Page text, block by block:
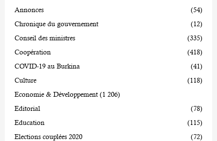
Annonces
(54)
Chronique du gouvernement
(12)
Conseil des ministres
(335)
Coopération
(418)
COVID-19 au Burkina
(41)
Culture
(118)
Economie & Développement (1 206)
Editorial
(78)
Education
(115)
Elections couplées 2020
(72)